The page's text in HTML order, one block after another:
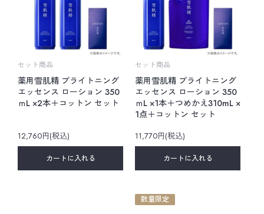
セット商品
薬用雪肌精 ブライトニング
エッセンス ローション 350
ｍL ×2本＋コットン セット
12,760円(税込)
カートに入れる
セット商品
薬用雪肌精 ブライトニング
エッセンス ローション 350
ｍL ×1本＋つめかえ310mL ×
1点＋コットン セット
11,770円(税込)
カートに入れる
数量限定